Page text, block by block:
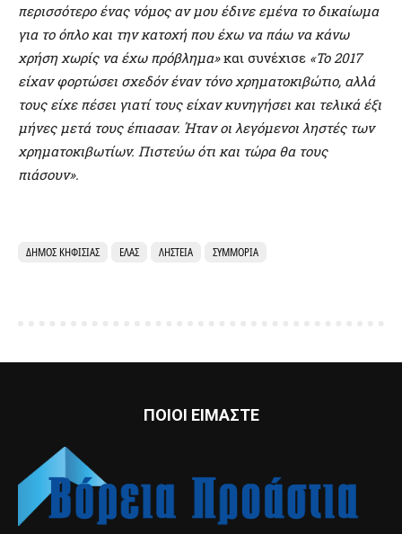
περισσότερο ένας νόμος αν μου έδινε εμένα το δικαίωμα
για το όπλο και την κατοχή που έχω να πάω να κάνω
χρήση χωρίς να έχω πρόβλημα»και συνέχισε «Το 2017
είχαν φορτώσει σχεδόν έναν τόνο χρηματοκιβώτιο, αλλά
τους είχε πέσει γιατί τους είχαν κυνηγήσει και τελικά έξι
μήνες μετά τους έπιασαν. Ήταν οι λεγόμενοι ληστές των
χρηματοκιβωτίων. Πιστεύω ότι και τώρα θα τους
πιάσουν».
ΔΉΜΟΣ ΚΗΦΙΣΙΆΣ ΕΛΑΣ ΛΗΣΤΕΊΑ ΣΥΜΜΟΡΊΑ
ΠΟΙΟΙ ΕΙΜΑΣΤΕ